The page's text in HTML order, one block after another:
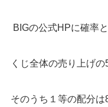
BIGの公式HPに確率
くじ全体の売り上げの
そのうち１等の配分は